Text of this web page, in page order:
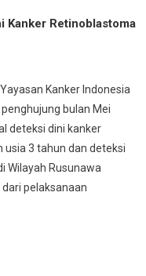
Kanker Retinoblastoma
Kanker Indonesia
bulan Mei
deteksi dini kanker
usia 3 tahun dan deteksi
Wilayah Rusunawa
pelaksanaan